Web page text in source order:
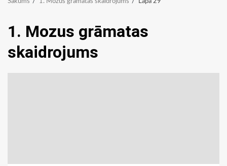
1. Mozus grāmatas
skaidrojums